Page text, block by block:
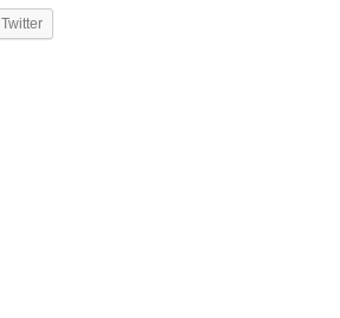
Twitter